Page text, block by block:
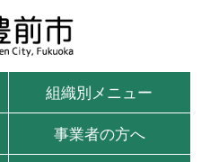
組織別メニュー
事業者の方へ